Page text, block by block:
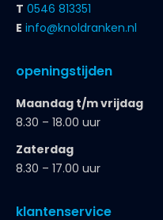
T 0546 813351
E info@knoldranken.nl
openingstijden
Maandag t/m vrijdag
8.30 – 18.00 uur
Zaterdag
8.30 – 17.00 uur
klantenservice